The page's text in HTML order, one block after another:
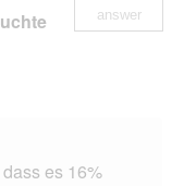
answer
es 16%